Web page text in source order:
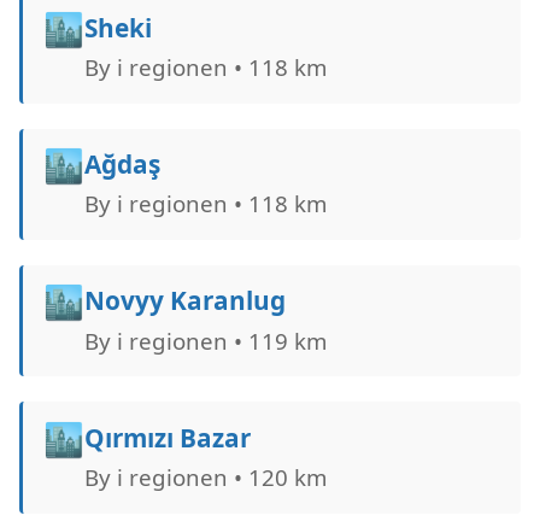
🏙️Sheki
By i regionen • 118 km
🏙️Ağdaş
By i regionen • 118 km
🏙️Novyy Karanlug
By i regionen • 119 km
🏙️Qırmızı Bazar
By i regionen • 120 km